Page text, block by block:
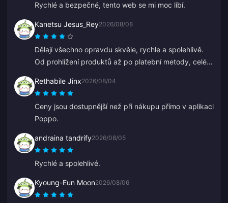
Rychlé a bezpečné, tento web se mi moc líbí.
Kanetsu Jesus_Rey2026/08/08
Dělají všechno opravdu skvěle, rychle a spolehlivě.
Od prohlížení produktů až po platební metody, celé
předchází spoustě chyb.
Rethabile Jinx2026/08/04
Ceny jsou dostupnější než při nákupu přímo v aplikaci
Poppo.
andraina tandrify2026/08/05
Rychlé a spolehlivé.
Kyoung-Eun Moon2026/08/06